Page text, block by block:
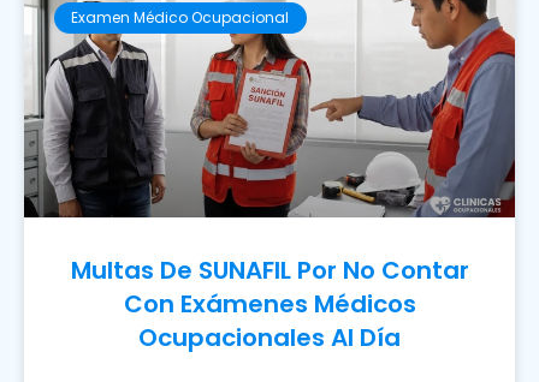
Examen Médico Ocupacional
Multas De SUNAFIL Por No Contar
Con Exámenes Médicos
Ocupacionales Al Día